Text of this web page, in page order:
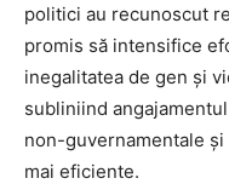
politici au recunoscut
promis să intensifice
inegalitatea de gen și
subliniind
non-guvernamentale
mai eficiente.